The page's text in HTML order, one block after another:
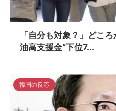
「自分も対象？」どこ
油高支援金“下位7...
韓国の反応